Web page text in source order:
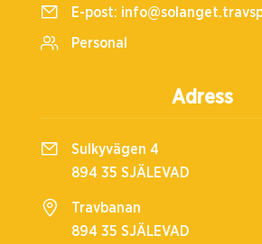
E-post:
Personal
Adress
Sulkyvägen 4
894 35 SJÄLEVAD
Travbanan
894 35 SJÄLEVAD